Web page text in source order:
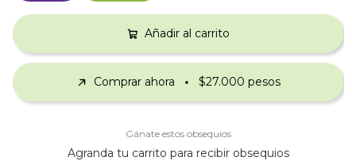
Añadir al carrito
Comprar ahora $27.000 pesos
Gánate estos obsequios
Agranda tu carrito para recibir obsequios